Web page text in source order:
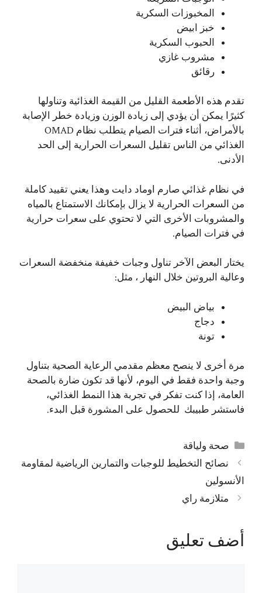
المخبوزات السكرية
خبز ابيض
الحبوب السكرية
مشروب غازي
رقائق
تقدم هذه الأطعمة القليل من القيمة الغذائية وتناولها
كثيرًا يمكن أن يؤدي إلى زيادة الوزن وزيادة خطر الإصابة
بالأمراض، أثناء فترات الصيام يتطلب نظام OMAD
الغذائي من الناس تقليل السعرات الحرارية إلى الحد
الأدنى.
في نظام غذائي صارم اوماد دايت وهذا يعني تقييد كاملة
من السعرات الحرارية لا يزال بإمكانك الاستمتاع بالمياه
والمشروبات الأخرى التي لا تحتوي على سعرات حرارية
في فترات الصيام.
يختار البعض الآخر تناول وجبات خفيفة منخفضة السعرات
وعالية البروتين خلال النهار ، مثل:
بياض البيض
دجاج
تونة
مرة أخرى لا ينصح معظم مقدمي الرعاية الصحية بتناول
وجبة واحدة فقط في اليوم، لأنها قد تكون ضارة بالصحة
العامة، إذا كنت تفكر في تجربة هذا النمط الغذائي،
فاستشر طبيبك للحصول على المشورة قبل البدء.
التصنيفات
صحة ولياقة
نصائح التخطيط للوجبات والتمارين الرياضية لمقاومة
الأنسولين
متلازمة راي
أضف تعليق